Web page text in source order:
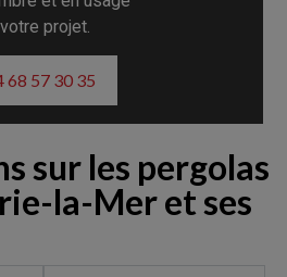
projet.
68 57 30 35
sur les pergolas
la-Mer et ses